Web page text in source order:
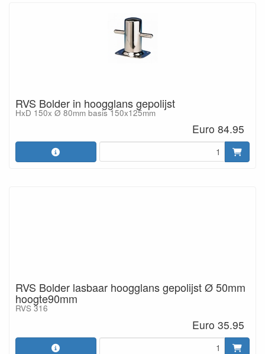
RVS Bolder in hoogglans gepolijst
HxD 150x Ø 80mm basis 150x125mm
Euro 84.95
RVS Bolder lasbaar hoogglans gepolijst Ø 50mm
hoogte90mm
RVS 316
Euro 35.95